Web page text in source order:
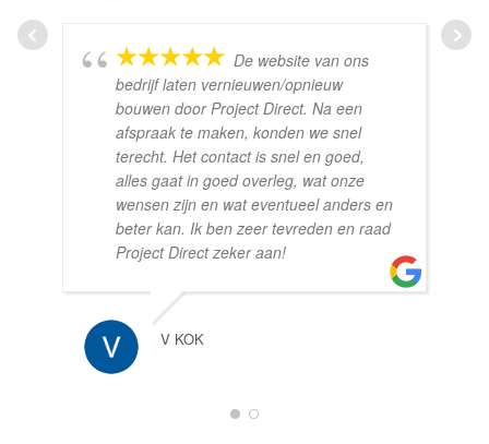
De website van ons
bedrijf laten vernieuwen/opnieuw
bouwen door Project Direct. Na een
afspraak te maken, konden we snel
terecht. Het contact is snel en goed,
alles gaat in goed overleg, wat onze
wensen zijn en wat eventueel anders en
beter kan. Ik ben zeer tevreden en raad
Project Direct zeker aan!
V KOK
1 2